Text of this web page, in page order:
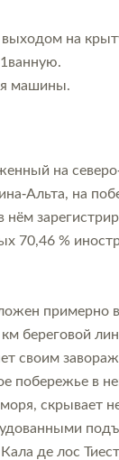
на
машины.
на
Альта, на
нём
70,46 %
примерно
береговой
своим
побережье в
скрывает
де лос